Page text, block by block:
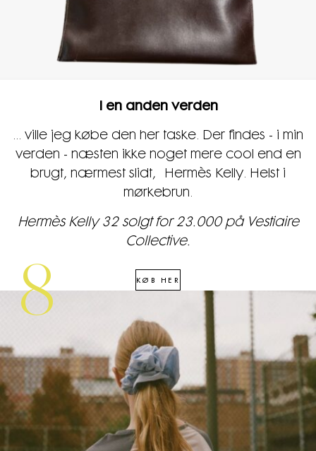
I en anden verden
... ville jeg købe den her taske. Der findes - i min
verden - næsten ikke noget mere cool end en
brugt, nærmest slidt, Hermès Kelly. Helst i
mørkebrun.
Hermès Kelly 32 solgt for 23.000 på Vestiaire
Collective.
KØB HER
8